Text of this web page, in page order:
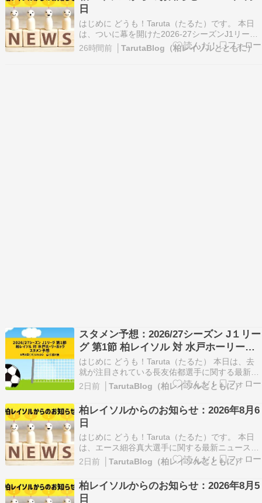
日
はじめに どうも！Taruta（たるた）です。 本日
は、ついに幕を開けた2026-27シーズンJ1リーグ
のオープニングマッチに関するニュースを取り上
げました。 Ｊ歴代最多６万３９６０人の観客が横
26時間前 │TarutaBlog（柏レイソルとともに）
スタメン予想：2026/27シーズン J１リー
グ 第1節 柏レイソル 対 水戸ホーリーホ
ック
はじめに どうも！Taruta（たるた） 本日は、去
就が注目されている長友佑都選手に関する最新ニ
ュースが掲載されていました。 W杯後無所属の長
友佑都が東京のJ1開幕戦に来場「みなさまへご挨
拶させていただきま…
https://news.yahoo.co.jp/articles/7…
2日前 │TarutaBlog（柏レイソルとともに）
柏レイソルからのお知らせ：2026年8月6
日
はじめに どうも！Taruta（たるた）です。 本日
は、エース細谷真大選手に関する最新ニュースを
取り上げました。 J1柏FW細谷真大、ちばぎんカ
ップ欠場も開幕は間に合う見込み「そういう準備
で進め…
https://news.yahoo.co.jp/articles/7cb8b0d…
2日前 │TarutaBlog（柏レイソルとともに）
柏レイソルからのお知らせ：2026年8月5
日